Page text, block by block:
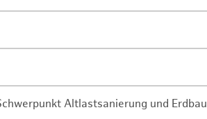
Altlastsanierung und Erdbau